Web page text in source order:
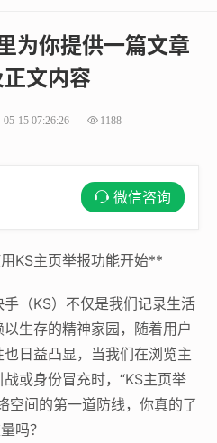
为你提供一篇文章
文内容
05-15 07:26:26 1188
微信咨询
KS主页举报功能开始**
（KS）不仅是我们记录生活
生存的精神家园，随着用户
日益凸显，当我们在浏览主
或身份冒充时，“KS主页举
空间的第一道防线，你真的了
吗？